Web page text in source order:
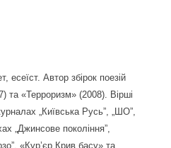
есеїст. Автор збірок поезій
та «Терроризм» (2008). Вірші
„Київська Русь”, „ШО”,
„Джинсове покоління”,
«Кур’єр Крив басу» та